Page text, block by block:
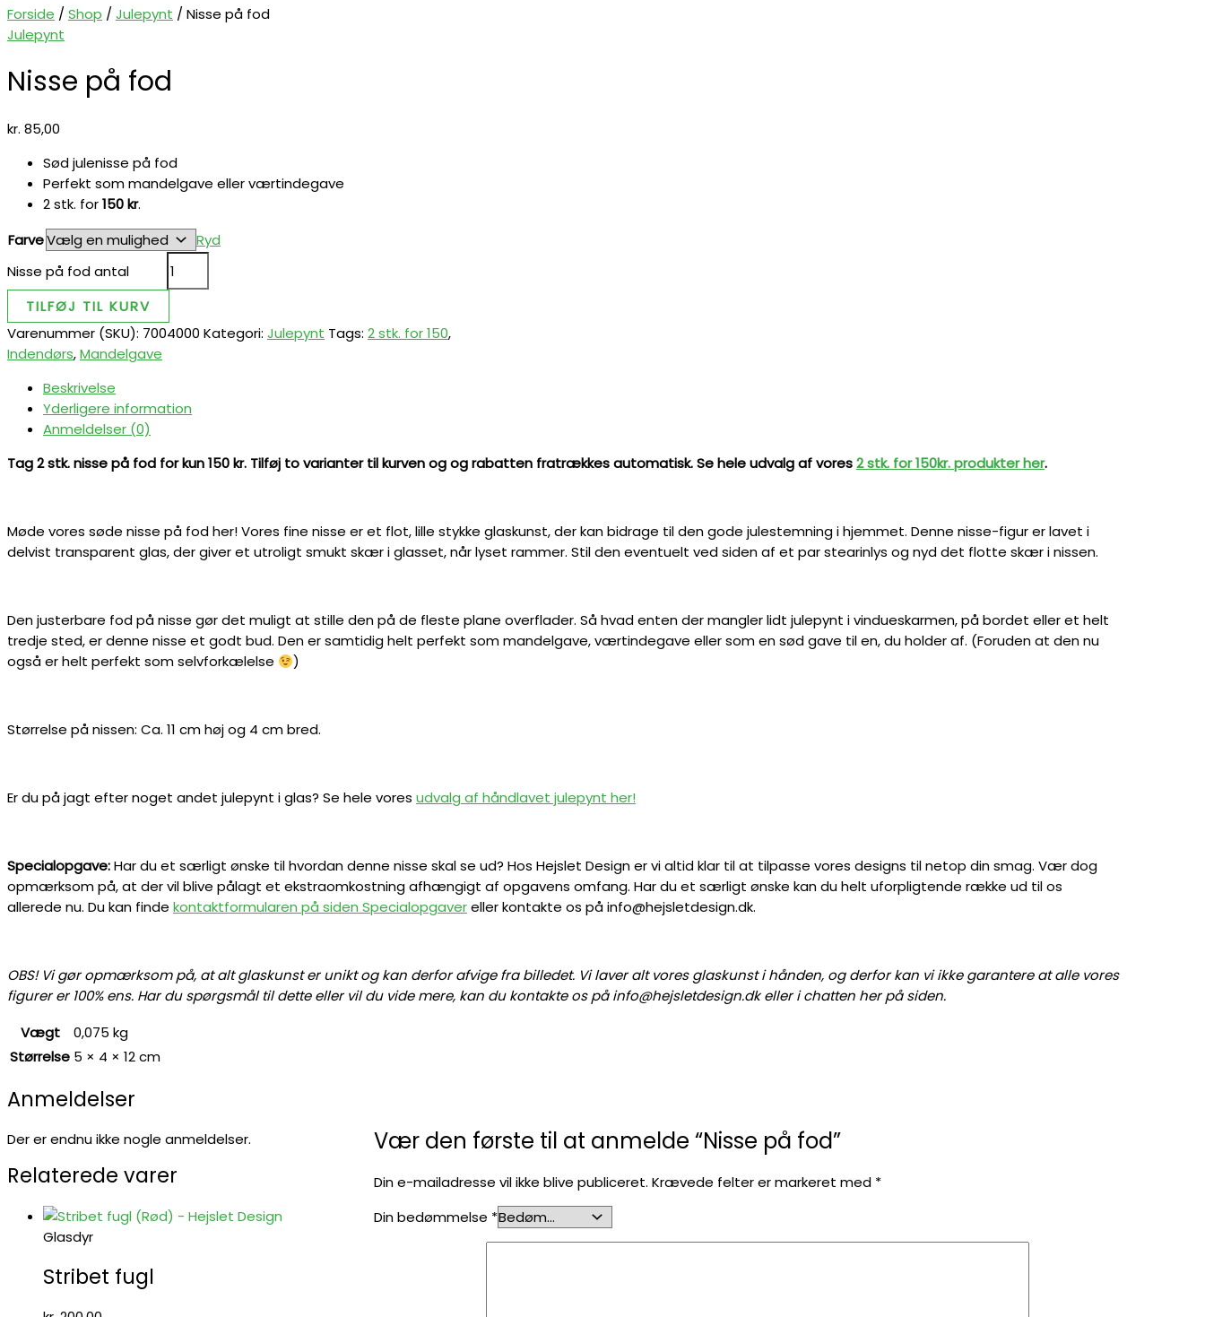
Forside / Shop / Julepynt / Nisse på fod
Julepynt
Nisse på fod
kr. 85,00
Sød julenisse på fod
Perfekt som mandelgave eller værtindegave
2 stk. for150 kr.
Farve
Ryd
Nisse på fod antal
TILFØJ TIL KURV
Varenummer (SKU): 7004000 Kategori: Julepynt Tags: 2 stk. for 150,
Indendørs,Mandelgave
Beskrivelse
Yderligere information
Anmeldelser (0)
Tag 2 stk. nisse på fod for kun 150 kr. Tilføj to varianter til kurven og og rabatten fratrækkes automatisk. Se hele udvalg af vores2 stk. for 150kr. produkter her.
Møde vores søde nisse på fod her! Vores fine nisse er et flot, lille stykke glaskunst, der kan bidrage til den gode julestemning i hjemmet. Denne nisse-figur er lavet i
delvist transparent glas, der giver et utroligt smukt skær i glasset, når lyset rammer. Stil den eventuelt ved siden af et par stearinlys og nyd det flotte skær i nissen.
Den justerbare fod på nisse gør det muligt at stille den på de fleste plane overflader. Så hvad enten der mangler lidt julepynt i vindueskarmen, på bordet eller et helt
tredje sted, er denne nisse et godt bud. Den er samtidig helt perfekt som mandelgave, værtindegave eller som en sød gave til en, du holder af. (Foruden at den nu
også er helt perfekt som selvforkælelse
)
Størrelse på nissen: Ca. 11 cm høj og 4 cm bred.
Er du på jagt efter noget andet julepynt i glas? Se hele vores udvalg af håndlavet julepynt her!
Specialopgave:Har du et særligt ønske til hvordan denne nisse skal se ud? Hos Hejslet Design er vi altid klar til at tilpasse vores designs til netop din smag. Vær dog
opmærksom på, at der vil blive pålagt et ekstraomkostning afhængigt af opgavens omfang. Har du et særligt ønske kan du helt uforpligtende række ud til os
allerede nu. Du kan finde kontaktformularen på siden Specialopgavereller kontakte os på info@hejsletdesign.dk.
OBS! Vi gør opmærksom på, at alt glaskunst er unikt og kan derfor afvige fra billedet. Vi laver alt vores glaskunst i hånden, og derfor kan vi ikke garantere at alle vores
figurer er 100% ens. Har du spørgsmål til dette eller vil du vide mere, kan du kontakte os på info@hejsletdesign.dk eller i chatten her på siden.
Vægt
0,075 kg
Størrelse 5 × 4 × 12 cm
Anmeldelser
Der er endnu ikke nogle anmeldelser. Vær den første til at anmelde “Nisse på fod”
Din e-mailadresse vil ikke blive publiceret. Krævede felter er markeret med *
Din bedømmelse *
Relaterede varer
Glasdyr
Stribet fugl